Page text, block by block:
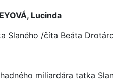
Lucinda
Slaného /číta Beáta
miliardára tatka